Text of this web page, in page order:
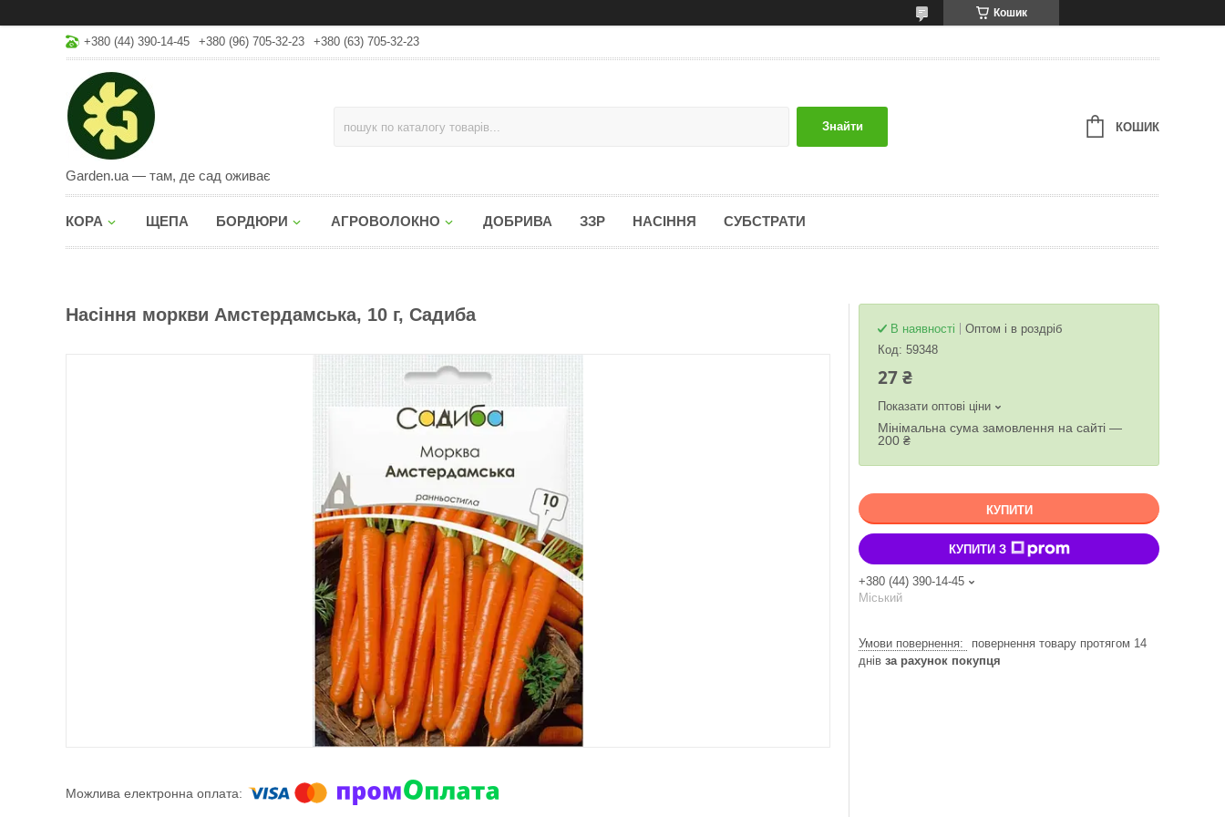
Кошик
+380 (44) 390-14-45 +380 (96) 705-32-23 +380 (63) 705-32-23
Garden.ua — там, де сад оживає
Знайти КОШИК
КОРА ЩЕПА БОРДЮРИ АГРОВОЛОКНО ДОБРИВА ЗЗР НАСІННЯ СУБСТРАТИ
Насіння моркви Амстердамська, 10 г, Садиба
В наявності
Оптом і в роздріб
Код: 59348
27 ₴
Показати оптові ціни
Мінімальна сума замовлення на сайті —
200 ₴
КУПИТИ
КУПИТИ З
+380 (44) 390-14-45
Міський
повернення товару протягом 14
днів за рахунок покупця